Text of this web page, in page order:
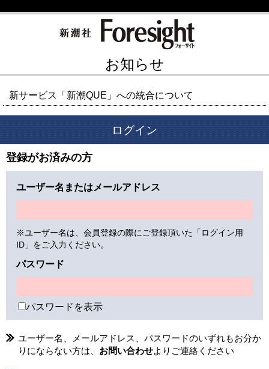
お知らせ
新サービス「新潮QUE」への統合について
ログイン
登録がお済みの方
ユーザー名またはメールアドレス
※ユーザー名は、会員登録の際にご登録頂いた「ログイン用
ID」をご入力ください。
パスワード
パスワードを表示
ユーザー名、メールアドレス、パスワードのいずれもお分か
りにならない方は、 お問い合わせよりご連絡ください